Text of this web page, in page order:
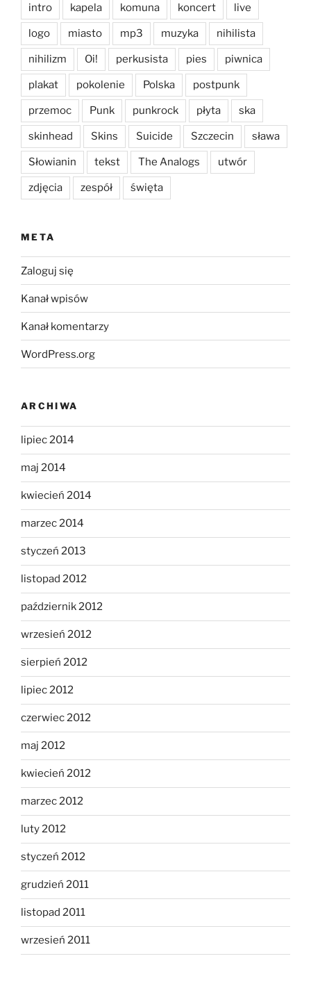
intro kapela komuna koncert live
logo miasto mp3 muzyka nihilista
nihilizm Oi! perkusista pies piwnica
plakat pokolenie Polska postpunk
przemoc Punk punkrock płyta ska
skinhead Skins Suicide Szczecin sława
Słowianin tekst The Analogs utwór
zdjęcia zespół święta
META
Zaloguj się
Kanał wpisów
Kanał komentarzy
WordPress.org
ARCHIWA
lipiec 2014
maj 2014
kwiecień 2014
marzec 2014
styczeń 2013
listopad 2012
październik 2012
wrzesień 2012
sierpień 2012
lipiec 2012
czerwiec 2012
maj 2012
kwiecień 2012
marzec 2012
luty 2012
styczeń 2012
grudzień 2011
listopad 2011
wrzesień 2011